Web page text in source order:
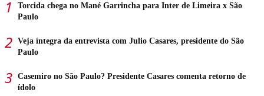
Torcida chega no Mané Garrincha para Inter de Limeira x São
Paulo
Veja íntegra da entrevista com Julio Casares, presidente do São
Paulo
Casemiro no São Paulo? Presidente Casares comenta retorno de
ídolo